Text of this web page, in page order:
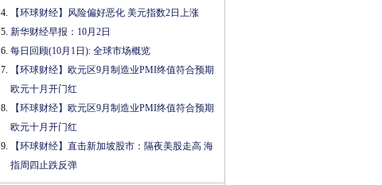
【环球财经】风险偏好恶化 美元指数2日上涨
新华财经早报：10月2日
每日回顾(10月1日): 全球市场概览
【环球财经】欧元区9月制造业PMI终值符合预期
欧元十月开门红
【环球财经】欧元区9月制造业PMI终值符合预期
欧元十月开门红
【环球财经】直击新加坡股市：隔夜美股走高 海
指周四止跌反弹